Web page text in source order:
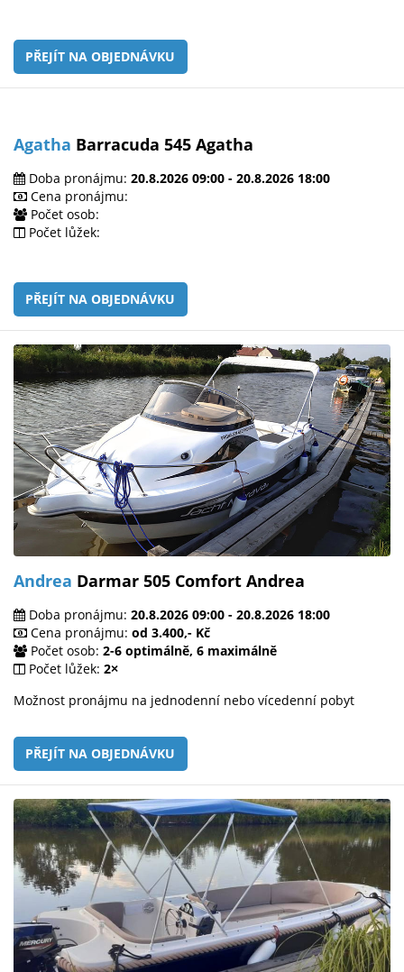
PŘEJÍT NA OBJEDNÁVKU
Agatha Barracuda 545 Agatha
Doba pronájmu: 20.8.2026 09:00 - 20.8.2026 18:00
Cena pronájmu:
Počet osob:
Počet lůžek:
PŘEJÍT NA OBJEDNÁVKU
Andrea Darmar 505 Comfort Andrea
Doba pronájmu: 20.8.2026 09:00 - 20.8.2026 18:00
Cena pronájmu: od 3.400,- Kč
Počet osob: 2-6 optimálně, 6 maximálně
Počet lůžek: 2×
Možnost pronájmu na jednodenní nebo vícedenní pobyt
PŘEJÍT NA OBJEDNÁVKU